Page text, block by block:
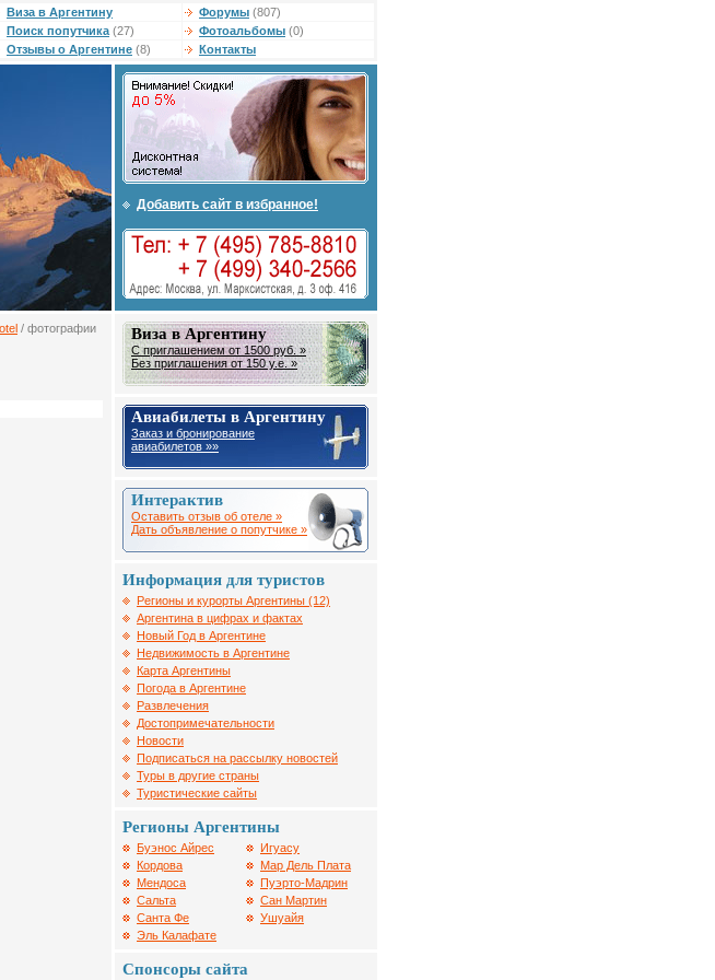
Виза в Аргентину Форумы (807)
Поиск попутчика (27) Фотоальбомы (0)
Отзывы о Аргентине (8) Контакты
Добавить сайт в избранное!
/ фотографии
Виза в Аргентину
С приглашением от 1500 руб. »
Без приглашения от 150 у.е. »
Авиабилеты в Аргентину
Заказ и бронирование
авиабилетов »»
Интерактив
Оставить отзыв об отеле »
Дать объявление о попутчике »
Информация для туристов
Регионы и курорты Аргентины (12)
Аргентина в цифрах и фактах
Новый Год в Аргентине
Недвижимость в Аргентине
Карта Аргентины
Погода в Аргентине
Развлечения
Достопримечательности
Новости
Подписаться на рассылку новостей
Туры в другие страны
Туристические сайты
Регионы Аргентины
Буэнос Айрес
Кордова
Мендоса
Сальта
Санта Фе
Эль Калафате
Игуасу
Мар Дель Плата
Пуэрто-Мадрин
Сан Мартин
Ушуайя
Спонсоры сайта